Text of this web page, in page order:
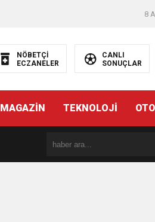
8
NÖBETÇİ
ECZANELER
CANLI
SONUÇLAR
MAGAZİN TEKNOLOJİ